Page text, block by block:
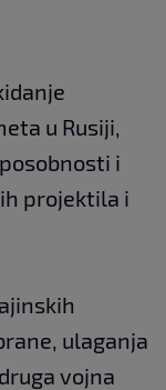
u Rusiji,
i
projektila i
ulaganja
vojna